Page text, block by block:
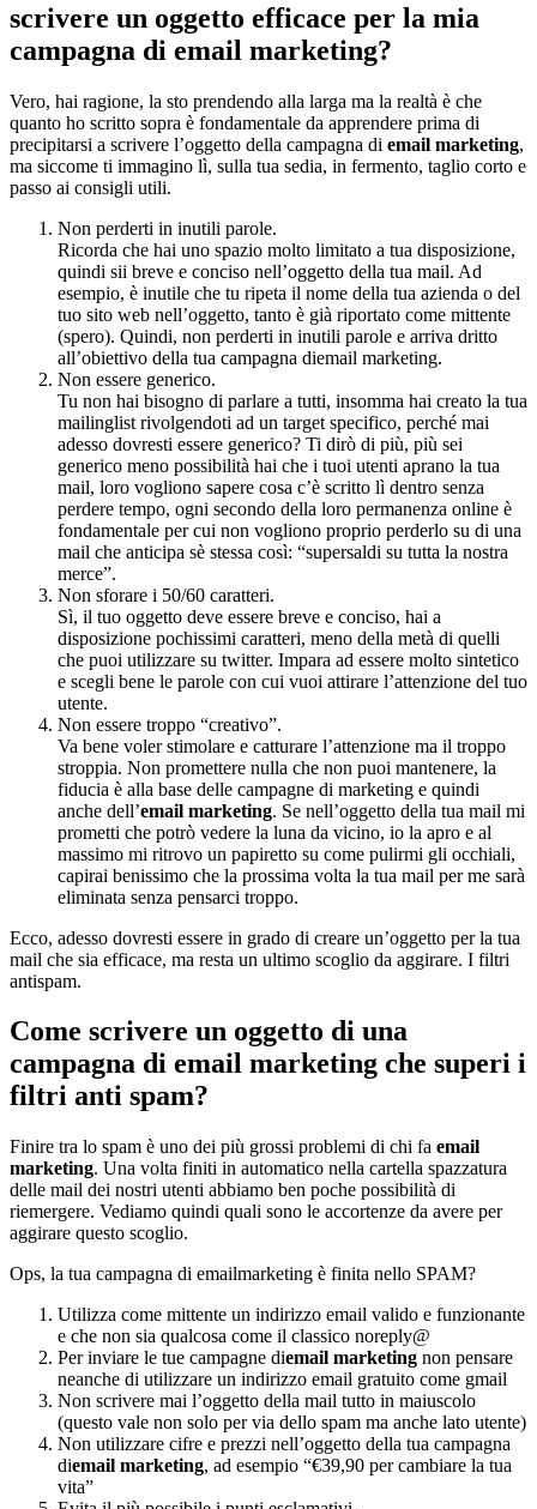
scrivere un oggetto efficace per la mia
campagna di email marketing?
Vero, hai ragione, la sto prendendo alla larga ma la realtà è che
quanto ho scritto sopra è fondamentale da apprendere prima di
precipitarsi a scrivere l’oggetto della campagna di email marketing,
ma siccome ti immagino lì, sulla tua sedia, in fermento, taglio corto e
passo ai consigli utili.
Non perderti in inutili parole.
Ricorda che hai uno spazio molto limitato a tua disposizione,
quindi sii breve e conciso nell’oggetto della tua mail. Ad
esempio, è inutile che tu ripeta il nome della tua azienda o del
tuo sito web nell’oggetto, tanto è già riportato come mittente
(spero). Quindi, non perderti in inutili parole e arriva dritto
all’obiettivo della tua campagna diemail marketing.
Non essere generico.
Tu non hai bisogno di parlare a tutti, insomma hai creato la tua
mailinglist rivolgendoti ad un target specifico, perché mai
adesso dovresti essere generico? Ti dirò di più, più sei
generico meno possibilità hai che i tuoi utenti aprano la tua
mail, loro vogliono sapere cosa c’è scritto lì dentro senza
perdere tempo, ogni secondo della loro permanenza online è
fondamentale per cui non vogliono proprio perderlo su di una
mail che anticipa sè stessa così: “supersaldi su tutta la nostra
merce”.
Non sforare i 50/60 caratteri.
Sì, il tuo oggetto deve essere breve e conciso, hai a
disposizione pochissimi caratteri, meno della metà di quelli
che puoi utilizzare su twitter. Impara ad essere molto sintetico
e scegli bene le parole con cui vuoi attirare l’attenzione del tuo
utente.
Non essere troppo “creativo”.
Va bene voler stimolare e catturare l’attenzione ma il troppo
stroppia. Non promettere nulla che non puoi mantenere, la
fiducia è alla base delle campagne di marketing e quindi
anche dell’email marketing. Se nell’oggetto della tua mail mi
prometti che potrò vedere la luna da vicino, io la apro e al
massimo mi ritrovo un papiretto su come pulirmi gli occhiali,
capirai benissimo che la prossima volta la tua mail per me sarà
eliminata senza pensarci troppo.
Ecco, adesso dovresti essere in grado di creare un’oggetto per la tua
mail che sia efficace, ma resta un ultimo scoglio da aggirare. I filtri
antispam.
Come scrivere un oggetto di una
campagna di email marketing che superi i
filtri anti spam?
Finire tra lo spam è uno dei più grossi problemi di chi fa email
marketing. Una volta finiti in automatico nella cartella spazzatura
delle mail dei nostri utenti abbiamo ben poche possibilità di
riemergere. Vediamo quindi quali sono le accortenze da avere per
aggirare questo scoglio.
Ops, la tua campagna di emailmarketing è finita nello SPAM?
Utilizza come mittente un indirizzo email valido e funzionante
e che non sia qualcosa come il classico noreply@
Per inviare le tue campagne diemail marketing non pensare
neanche di utilizzare un indirizzo email gratuito come gmail
Non scrivere mai l’oggetto della mail tutto in maiuscolo
(questo vale non solo per via dello spam ma anche lato utente)
Non utilizzare cifre e prezzi nell’oggetto della tua campagna
diemail marketing, ad esempio “€39,90 per cambiare la tua
vita”